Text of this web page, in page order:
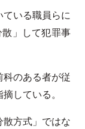
いる職員らに
」して犯罪事
のある者が従
している。
方式」ではな